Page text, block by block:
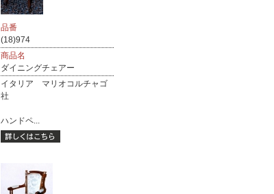
品番
(18)974
商品名
ダイニングチェアー
イタリア マリオコルチャゴ
社
ハンドペ...